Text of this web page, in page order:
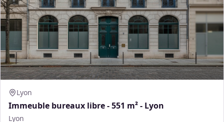
Lyon
Immeuble bureaux libre - 551 m² - Lyon
Lyon